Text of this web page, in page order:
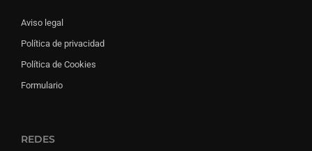
Aviso legal
Política de privacidad
Política de Cookies
Formulario
REDES